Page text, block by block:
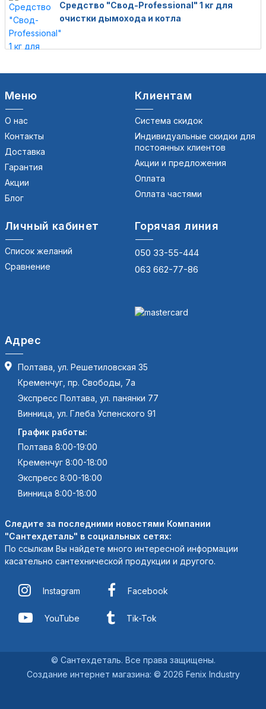
Средство "Свод-Professional" 1 кг для
очистки дымохода и котла
Меню
О нас
Контакты
Доставка
Гарантия
Акции
Блог
Клиентам
Система скидок
Индивидуальные скидки для
постоянных клиентов
Акции и предложения
Оплата
Оплата частями
Личный кабинет
Список желаний
Сравнение
Горячая линия
050 33-55-444
063 662-77-86
Адрес
Полтава, ул. Решетиловская 35
Кременчуг, пр. Свободы, 7а
Экспресс Полтава, ул. панянки 77
Винница, ул. Глеба Успенского 91
График работы:
Полтава 8:00-19:00
Кременчуг 8:00-18:00
Экспресс 8:00-18:00
Винница 8:00-18:00
Следите за последними новостями Компании
"Сантехдеталь" в социальных сетях:
По ссылкам Вы найдете много интересной информации
касательно сантехнической продукции и другого.
Instagram Facebook
YouTube Tik-Tok
© Сантехдеталь. Все права защищены.
Создание интернет магазина: © 2026 Fenix Industry